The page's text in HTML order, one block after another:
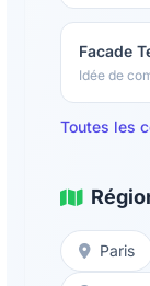
Facade
Idée de
Toutes les
Paris